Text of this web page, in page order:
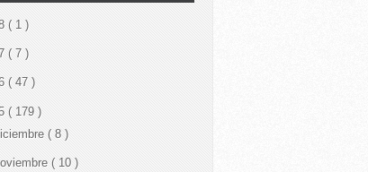
( 1 )
( 7 )
( 47 )
( 179 )
( 8 )
( 10 )